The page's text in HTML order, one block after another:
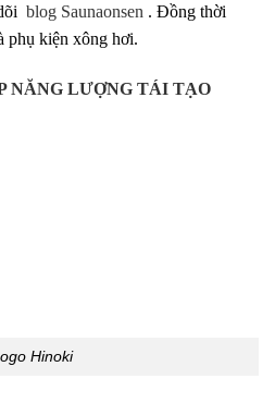
blog Saunaonsen . Đồng thời
phụ kiện xông hơi.
NĂNG LƯỢNG TÁI TẠO
Hinoki